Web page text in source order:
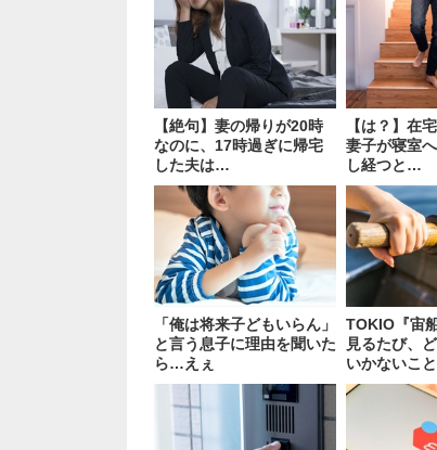
【絶句】妻の帰りが20時
なのに、17時過ぎに帰宅
した夫は…
【は？】在
妻子が寝室
し経つと…
「俺は将来子どもいらん」
と言う息子に理由を聞いた
ら…えぇ
TOKIO『宙
見るたび、
いかないこ